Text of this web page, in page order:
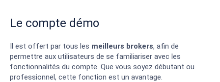
Le compte démo
Il est offert par tous les meilleurs brokers, afin de
permettre aux utilisateurs de se familiariser avec les
fonctionnalités du compte. Que vous soyez débutant ou
professionnel, cette fonction est un avantage.